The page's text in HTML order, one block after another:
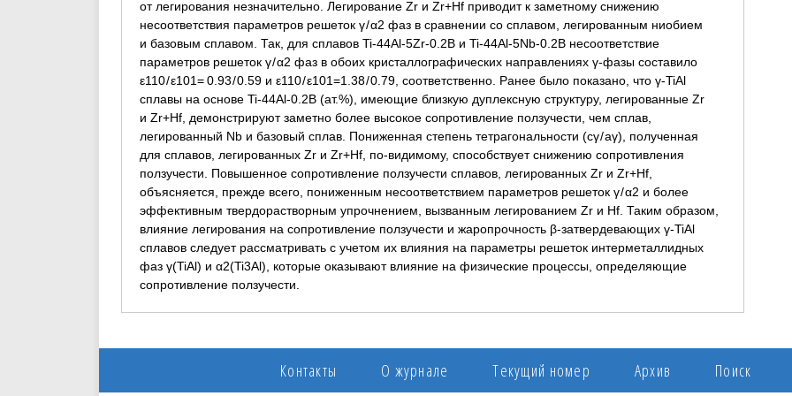
от легирования незначительно. Легирование Zr и Zr+Hf приводит к заметному снижению
несоответствия параметров решеток γ / α2 фаз в сравнении со сплавом, легированным ниобием
и базовым сплавом. Так, для сплавов Ti-44Al-5Zr-0.2B и Ti-44Al-5Nb-0.2B несоответствие
параметров решеток γ / α2 фаз в обоих кристаллографических направлениях γ-фазы составило
ε110 / ε101= 0.93 / 0.59 и ε110 / ε101=1.38 / 0.79, соответственно. Ранее было показано, что γ-TiAl
сплавы на основе Ti-44Al-0.2B (ат.%), имеющие близкую дуплексную структуру, легированные Zr
и Zr+Hf, демонстрируют заметно более высокое сопротивление ползучести, чем сплав,
легированный Nb и базовый сплав. Пониженная степень тетрагональности (cγ / aγ), полученная
для сплавов, легированных Zr и Zr+Hf, по‑видимому, способствует снижению сопротивления
ползучести. Повышенное сопротивление ползучести сплавов, легированных Zr и Zr+Hf,
объясняется, прежде всего, пониженным несоответствием параметров решеток γ / α2 и более
эффективным твердорастворным упрочнением, вызванным легированием Zr и Hf. Таким образом,
влияние легирования на сопротивление ползучести и жаропрочность β-затвердевающих γ-TiAl
сплавов следует рассматривать с учетом их влияния на параметры решеток интерметаллидных
фаз γ(TiAl) и α2(Ti3Al), которые оказывают влияние на физические процессы, определяющие
сопротивление ползучести.
Контакты О журнале Текущий номер Архив Поиск